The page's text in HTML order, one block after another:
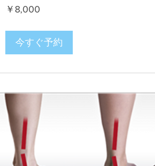
円
￥8,000
今すぐ予約